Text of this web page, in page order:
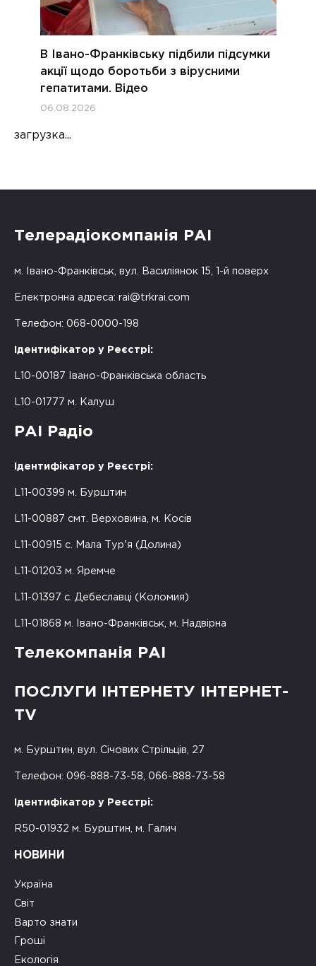
В Івано-Франківську підбили підсумки
акції щодо боротьби з вірусними
гепатитами. Відео
06.08.2026
загрузка...
Телерадіокомпанія РАІ
м. Івано-Франківськ, вул. Василіянок 15, 1-й поверх
Електронна адреса: rai@trkrai.com
Телефон: 068-0000-198
Ідентифікатор у Реєстрі:
L10-00187 Івано-Франківська область
L10-01777 м. Калуш
РАІ Радіо
Ідентифікатор у Реєстрі:
L11-00399 м. Бурштин
L11-00887 смт. Верховина, м. Косів
L11-00915 с. Мала Тур'я (Долина)
L11-01203 м. Яремче
L11-01397 с. Дебеславці (Коломия)
L11-01868 м. Івано-Франківськ, м. Надвірна
Телекомпанія РАІ
ПОСЛУГИ ІНТЕРНЕТУ ІНТЕРНЕТ-
TV
м. Бурштин, вул. Січових Стрільців, 27
Телефон: 096-888-73-58, 066-888-73-58
Ідентифікатор у Реєстрі:
R50-01932 м. Бурштин, м. Галич
НОВИНИ
Україна
Світ
Варто знати
Гроші
Екологія